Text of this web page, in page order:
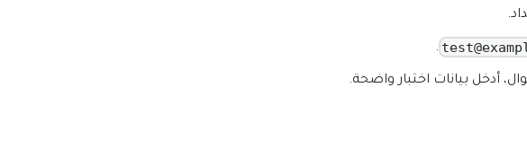
.
أدخل بيانات اختبار واضحة.